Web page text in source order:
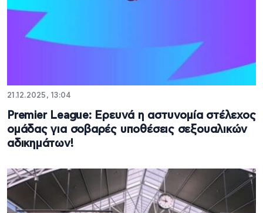
21.12.2025, 13:04
Premier League: Ερευνά η αστυνομία στέλεχος
ομάδας για σοβαρές υποθέσεις σεξουαλικών
αδικημάτων!